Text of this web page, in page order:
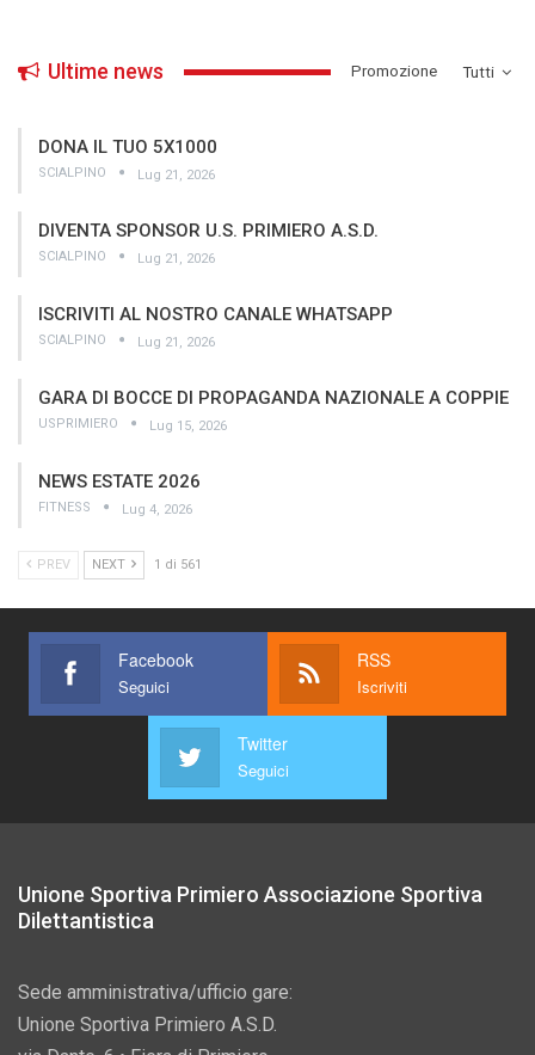
Tutti
Ultime news ­Promozione
DONA IL TUO 5X1000
SCIALPINO Lug 21, 2026
DIVENTA SPONSOR U.S. PRIMIERO A.S.D.
SCIALPINO Lug 21, 2026
ISCRIVITI AL NOSTRO CANALE WHATSAPP
SCIALPINO Lug 21, 2026
GARA DI BOCCE DI PROPAGANDA NAZIONALE A COPPIE
USPRIMIERO Lug 15, 2026
NEWS ESTATE 2026
FITNESS Lug 4, 2026
PREV NEXT 1 di 561
Facebook
Seguici
RSS
Iscriviti
Twitter
Seguici
Unione Sportiva Primiero Associazione Sportiva
Dilettantistica
Sede amministrativa/ufficio gare:
Unione Sportiva Primiero A.S.D.